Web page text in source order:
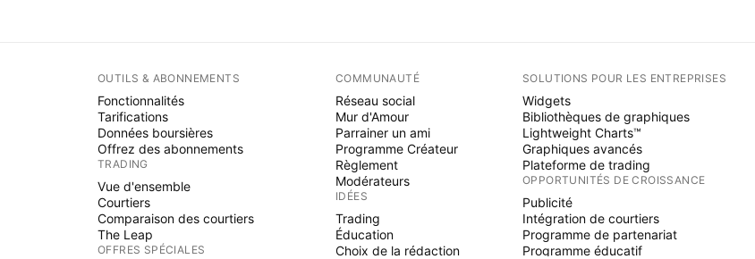
OUTILS & ABONNEMENTS
Fonctionnalités
Tarifications
Données boursières
Offrez des abonnements
TRADING
Vue d'ensemble
Courtiers
Comparaison des courtiers
The Leap
OFFRES SPÉCIALES
COMMUNAUTÉ
Réseau social
Mur d'Amour
Parrainer un ami
Programme Créateur
Règlement
Modérateurs
IDÉES
Trading
Éducation
Choix de la rédaction
SOLUTIONS POUR LES ENTREPRISES
Widgets
Bibliothèques de graphiques
Lightweight Charts™
Graphiques avancés
Plateforme de trading
OPPORTUNITÉS DE CROISSANCE
Publicité
Intégration de courtiers
Programme de partenariat
Programme éducatif